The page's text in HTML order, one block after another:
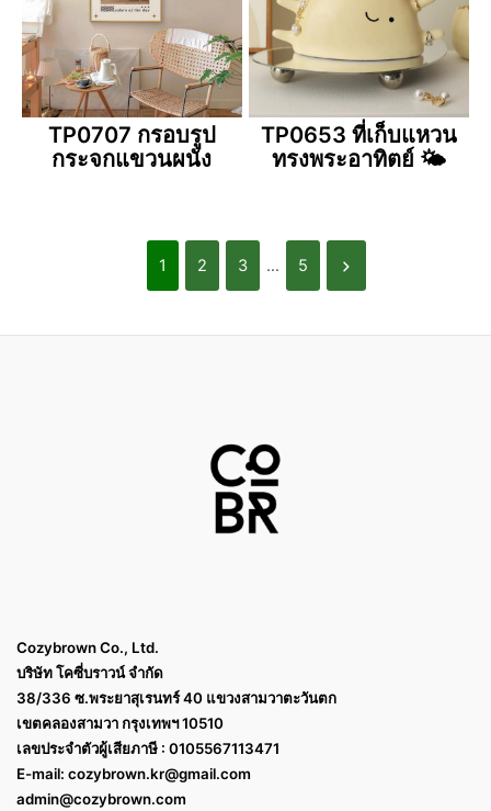
TP0707 กรอบรูป
กระจกแขวนผนัง
TP0653 ที่เก็บแหวน
ทรงพระอาทิตย์ 🌤
1 2 3 ... 5
Cozybrown Co., Ltd.
บริษัท โคซี่บราวน์ จำกัด
38/336 ซ.พระยาสุเรนทร์ 40 แขวงสามวาตะวันตก
เขตคลองสามวา กรุงเทพฯ 10510
เลขประจำตัวผู้เสียภาษี : 0105567113471
E-mail: cozybrown.kr@gmail.com
admin@cozybrown.com